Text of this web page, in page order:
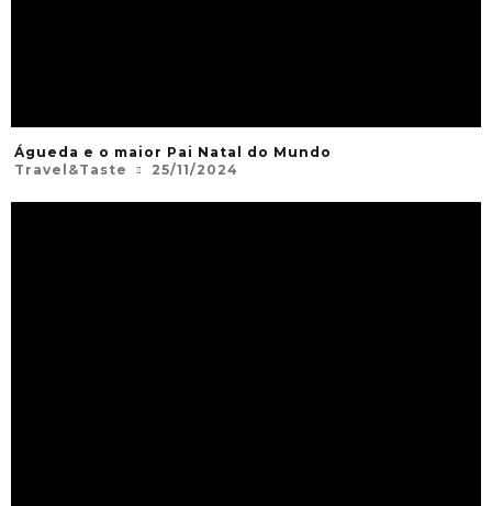
Águeda e o maior Pai Natal do Mundo
Travel&Taste
25/11/2024